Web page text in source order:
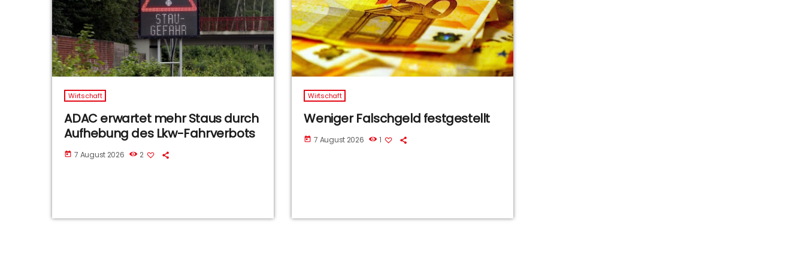
Wirtschaft
ADAC erwartet mehr Staus durch
Aufhebung des Lkw-Fahrverbots
today 7 August 2026 2
Wirtschaft
Weniger Falschgeld festgestellt
today 7 August 2026 1